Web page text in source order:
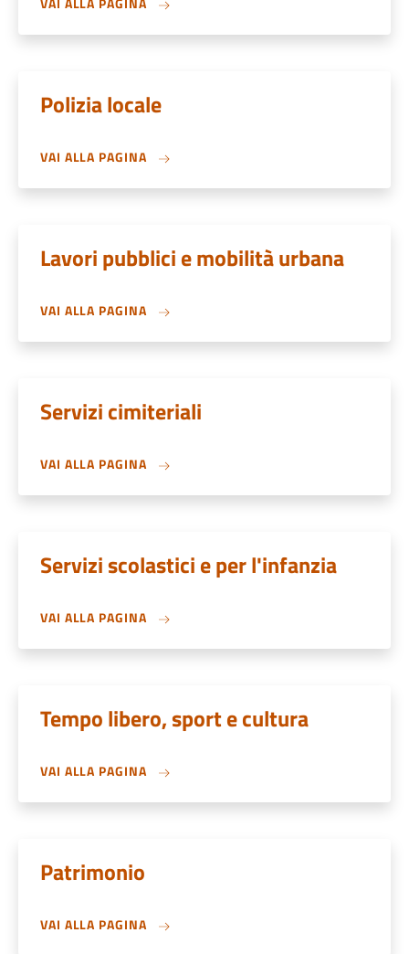
Polizia locale
VAI ALLA PAGINA
Lavori pubblici e mobilità urbana
VAI ALLA PAGINA
Servizi cimiteriali
VAI ALLA PAGINA
Servizi scolastici e per l'infanzia
VAI ALLA PAGINA
Tempo libero, sport e cultura
VAI ALLA PAGINA
Patrimonio
VAI ALLA PAGINA